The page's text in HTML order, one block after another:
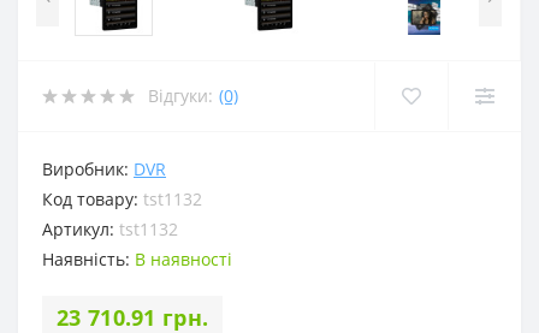
Відгуки: (0)
Виробник: DVR
Код товару: tst1132
Артикул: tst1132
Наявність: В наявності
23 710.91 грн.